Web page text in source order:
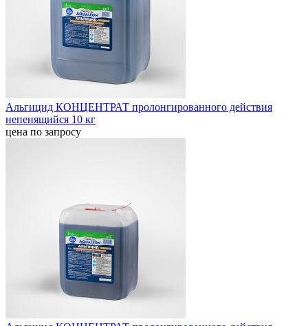
Альгицид КОНЦЕНТРАТ пролонгированного действия
непенящийся 10 кг
цена по запросу